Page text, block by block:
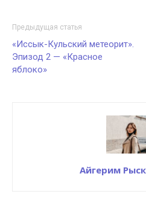
Предыдущая статья
«Иссык-Кульский метеорит».
Эпизод 2 — «Красное
яблоко»
Айгерим